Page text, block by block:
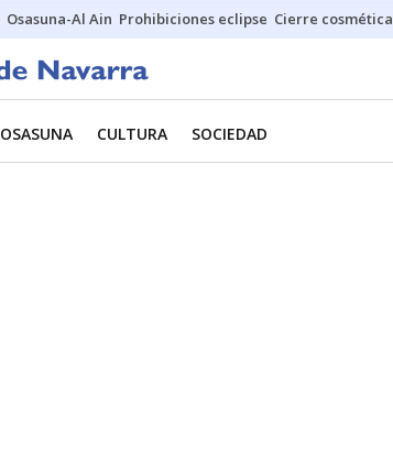
Osasuna-Al Ain Prohibiciones eclipse Cierre cosmética
OSASUNA CULTURA SOCIEDAD